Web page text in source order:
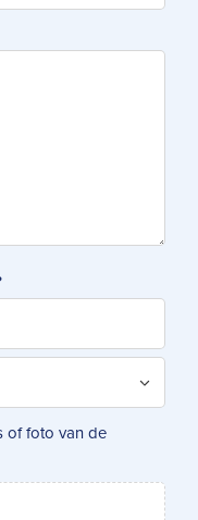
of foto van de